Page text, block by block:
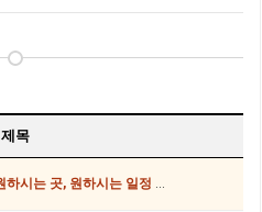
제목
[프라이빗 투어] 브리즈번 전 지역 (원하시는 곳, 원하시는 일정 모두 가능, 7,8,12,24,35,56인승 가능)